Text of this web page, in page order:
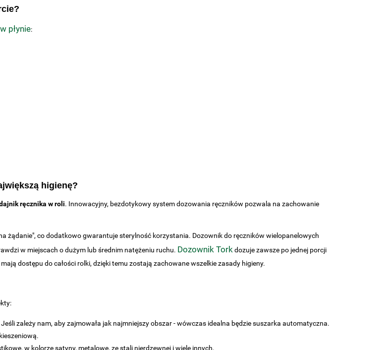
płynie:
higienę?
ręcznika w roli. Innowacyjny, bezdotykowy system dozowania ręczników pozwala na zachowanie
żądanie", co dodatkowo gwarantuje sterylność korzystania. Dozownik do ręczników wielopanelowych
w miejscach o dużym lub średnim natężeniu ruchu. Dozownik Torkdozuje zawsze po jednej porcji
dostępu do całości rolki, dzięki temu zostają zachowane wszelkie zasady higieny.
Jeśli zależy nam, aby zajmowała jak najmniejszy obszar - wówczas idealna będzie suszarka automatyczna.
w kolorze satyny, metalowe, ze stali nierdzewnej i wiele innych.